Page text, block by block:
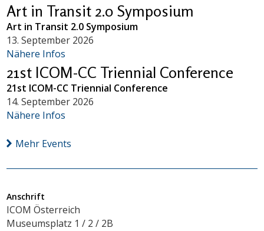
Art in Transit 2.0 Symposium
Art in Transit 2.0 Symposium
13. September 2026
Nähere Infos
21st ICOM-CC Triennial Conference
21st ICOM-CC Triennial Conference
14. September 2026
Nähere Infos
Mehr Events
Anschrift
ICOM Österreich
Museumsplatz 1 / 2 / 2B